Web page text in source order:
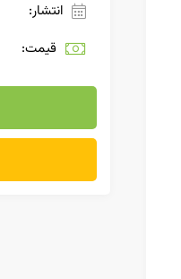
انتشار:
قیمت: